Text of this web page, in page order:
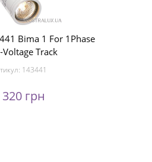
Bima 1 For 1Phase
Voltage Track
143441
320 грн